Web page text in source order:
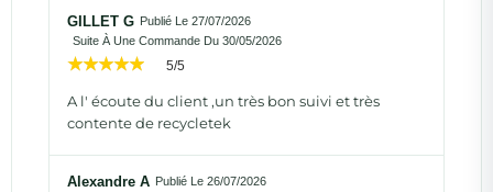
GILLET G Publié Le 27/07/2026
Suite À Une Commande Du 30/05/2026
5/5
A l' écoute du client ,un très bon suivi et très
contente de recycletek
Alexandre A Publié Le 26/07/2026